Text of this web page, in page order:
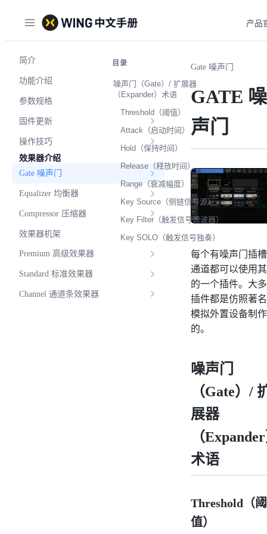
产品
简介
功能介绍
参数规格
固件更新
操作技巧
效果器介绍
Gate 噪声门
Equalizer 均衡器
Compressor 压缩器
效果器机架
Premium 高级效果器
Standard 标准效果器
Channel 通道条效果器
Gate 噪声门
GATE 噪
声门
每个有噪声门插
通道都可以使用
的一个插件。大
插件都是仿照著
模拟外置设备制作
的。
噪声门
（Gate）/
展器
（
术语
Threshold（阈
值）
目录
噪声门（Gate）/ 扩展器
（Expander）术语
Threshold（阈值）
Attack（启动时间）
Hold（保持时间）
Release（释放时间）
Range（衰减幅度）
Key Source（侧链信号源）
Key Filter（触发信号滤波器）
Key SOLO（触发信号独奏）